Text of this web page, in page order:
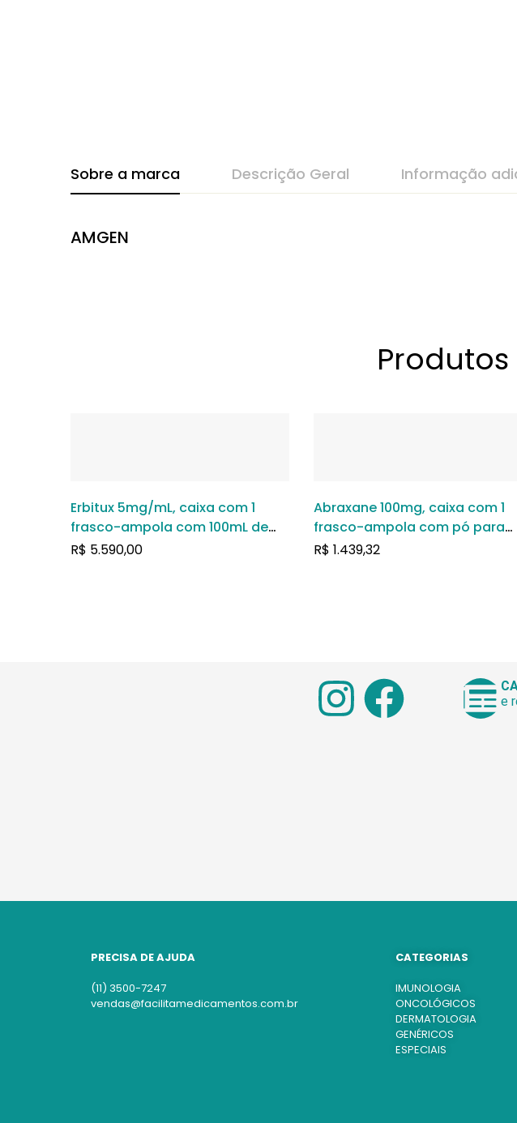
Sobre a marca Descrição Geral Informação
AMGEN
Erbitux 5mg/mL, caixa com 1
frasco-ampola com 100mL de
solução de uso intravenoso
R$ 5.590,00
Abraxane 100mg, caixa com 1
frasco-ampola com pó para
solução de uso intravenoso
R$ 1.439,32
e
PRECISA DE AJUDA
(11) 3500-7247
vendas@facilitamedicamentos.com.br
CATEGORIAS
IMUNOLOGIA
ONCOLÓGICOS
DERMATOLOGIA
GENÉRICOS
ESPECIAIS